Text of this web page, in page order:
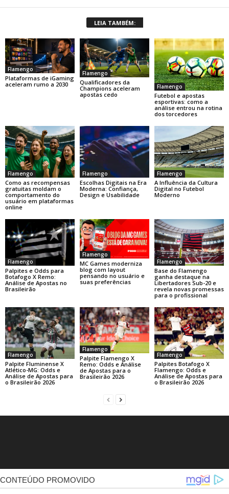
LEIA TAMBÉM:
Flamengo
Plataformas de iGaming
aceleram rumo a 2030
Flamengo
Qualificadores da
Champions aceleram
apostas cedo
Flamengo
Futebol e apostas
esportivas: como a
análise entrou na rotina
dos torcedores
Flamengo
Como as recompensas
gratuitas moldam o
comportamento do
usuário em plataformas
online
Flamengo
Escolhas Digitais na Era
Moderna: Confiança,
Design e Usabilidade
Flamengo
A Influência da Cultura
Digital no Futebol
Moderno
Flamengo
Palpites e Odds para
Botafogo X Remo:
Análise de Apostas no
Brasileirão
Flamengo
MC Games moderniza
blog com layout
pensando no usuário e
suas preferências
Flamengo
Base do Flamengo
ganha destaque na
Libertadores Sub-20 e
revela novas promessas
para o profissional
Flamengo
Palpite Fluminense X
Atlético-MG: Odds e
Análise de Apostas para
o Brasileirão 2026
Flamengo
Palpite Flamengo X
Remo: Odds e Análise
de Apostas para o
Brasileirão 2026
Flamengo
Palpites Botafogo X
Flamengo: Odds e
Análise de Apostas para
o Brasileirão 2026